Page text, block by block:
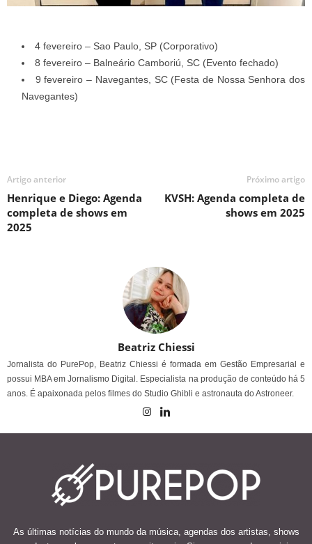
4 fevereiro – Sao Paulo, SP (Corporativo)
8 fevereiro – Balneário Camboriú, SC (Evento fechado)
9 fevereiro – Navegantes, SC (Festa de Nossa Senhora dos
Navegantes)
Artigo anterior
Henrique e Diego: Agenda
completa de shows em
2025
Próximo artigo
KVSH: Agenda completa de
shows em 2025
Beatriz Chiessi
Jornalista do PurePop, Beatriz Chiessi é formada em Gestão Empresarial e
possui MBA em Jornalismo Digital. Especialista na produção de conteúdo há 5
anos. É apaixonada pelos filmes do Studio Ghibli e astronauta do Astroneer.
As últimas notícias do mundo da música, agendas dos artistas, shows